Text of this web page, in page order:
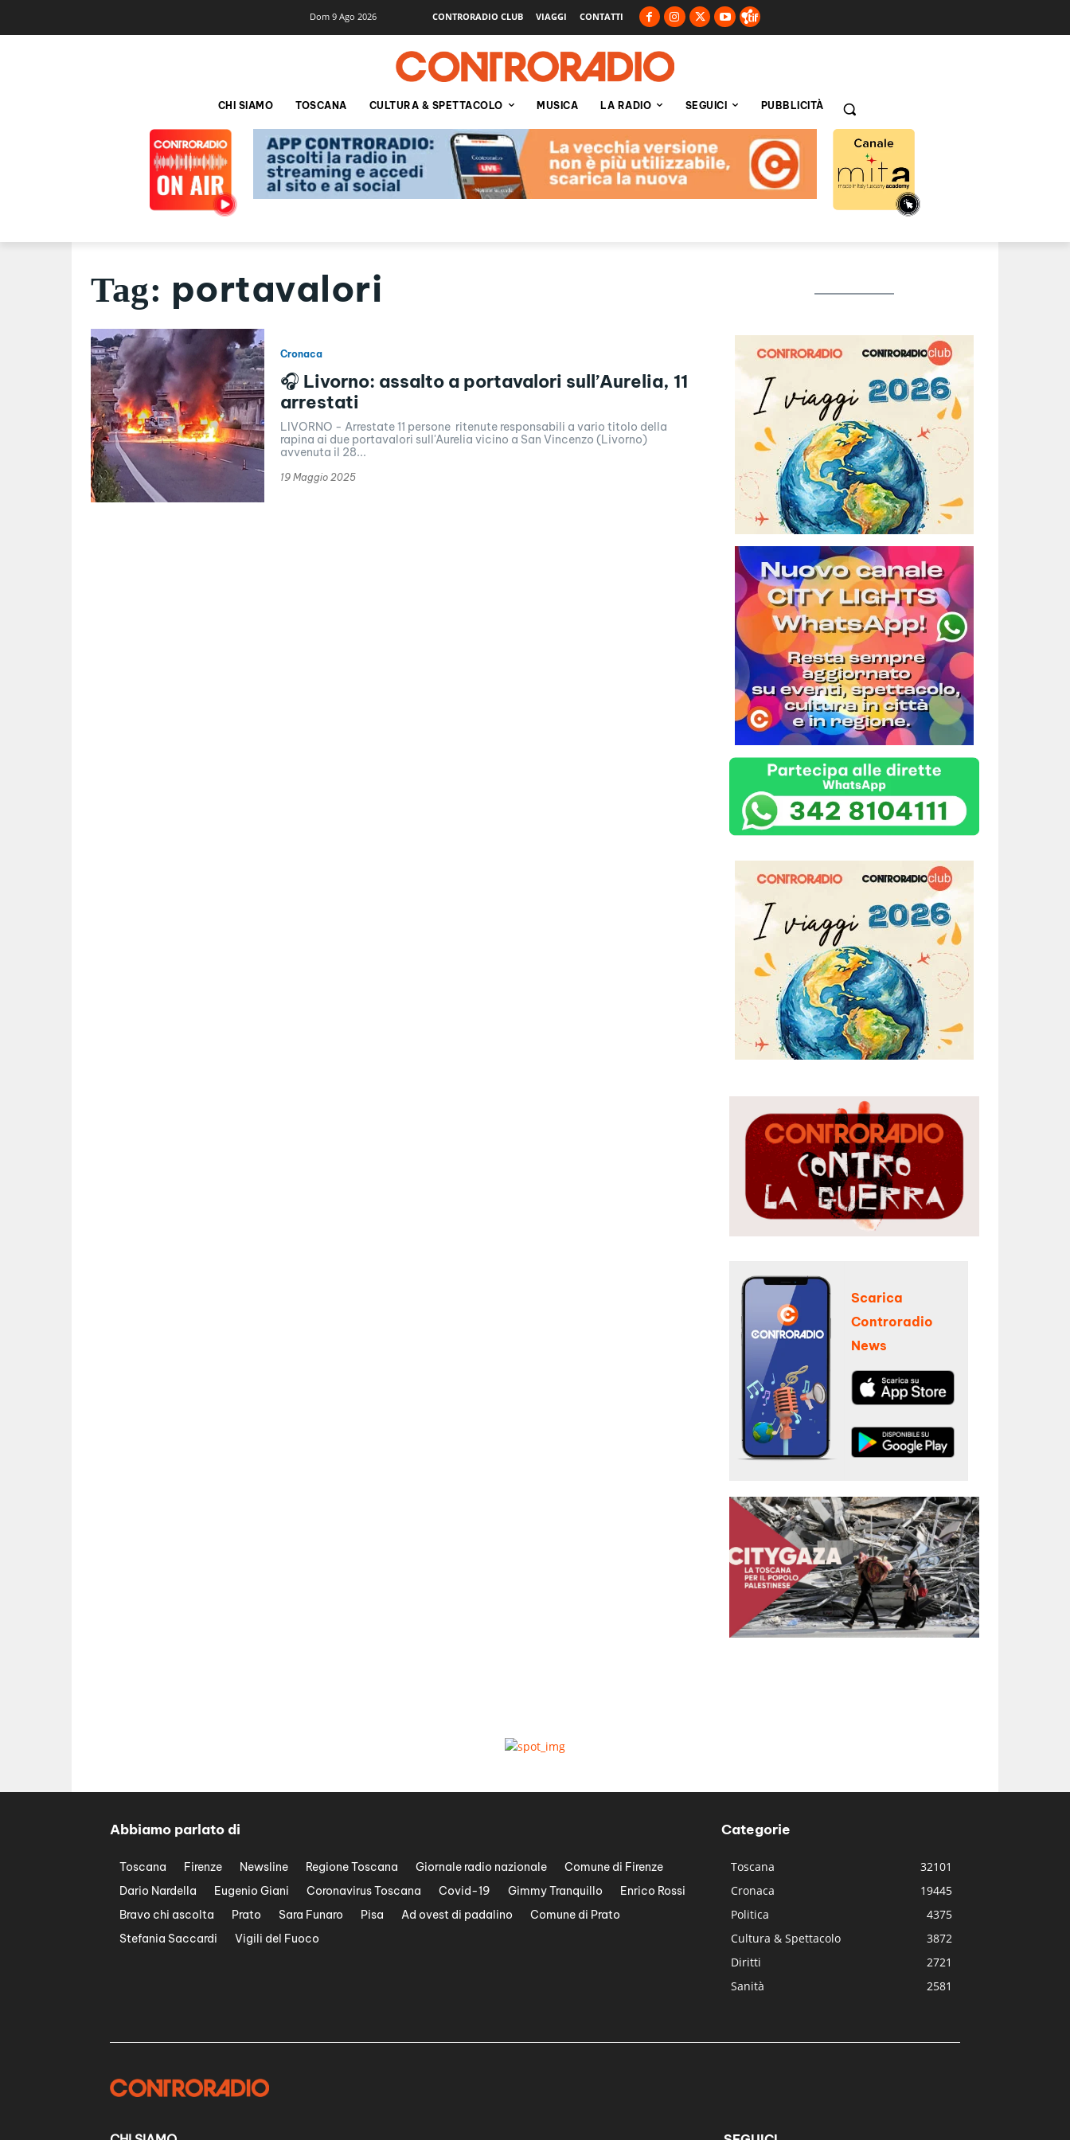
Dom 9 Ago 2026 CONTRORADIO CLUB VIAGGI CONTATTI
CHI SIAMO TOSCANA CULTURA & SPETTACOLO MUSICA LA RADIO SEGUICI PUBBLICITÀ
Tag: portavalori
Cronaca
🎧 Livorno: assalto a portavalori sull’Aurelia, 11
arrestati
LIVORNO - Arrestate 11 persone ritenute responsabili a vario titolo della
rapina ai due portavalori sull'Aurelia vicino a San Vincenzo (Livorno)
avvenuta il 28...
19 Maggio 2025
Scarica
Controradio
News
Abbiamo parlato di
Toscana Firenze Newsline Regione Toscana Giornale radio nazionale
Comune di Firenze
Dario Nardella
Eugenio Giani Coronavirus Toscana Covid-19 Gimmy Tranquillo
Enrico Rossi
Bravo chi ascolta
Prato Sara Funaro Pisa Ad ovest di padalino
Comune di Prato
Stefania Saccardi
Vigili del Fuoco
Categorie
Toscana
32101
Cronaca
19445
Politica
4375
Cultura & Spettacolo
3872
Diritti
2721
Sanità
2581